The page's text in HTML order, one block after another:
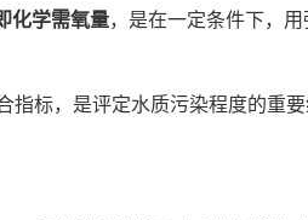
化学需氧量，是在一定条件下，
指标，是评定水质污染程度的重